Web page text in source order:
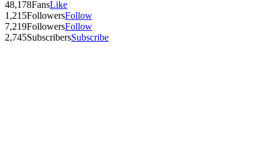
48,178FansLike
1,215FollowersFollow
7,219FollowersFollow
2,745SubscribersSubscribe